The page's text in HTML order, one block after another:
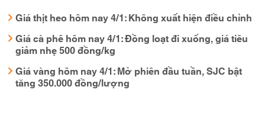
Giá thịt heo hôm nay 4/1: Không xuất hiện điều chỉnh
Giá cà phê hôm nay 4/1: Đồng loạt đi xuống, giá tiêu
giảm nhẹ 500 đồng/kg
Giá vàng hôm nay 4/1: Mở phiên đầu tuần, SJC bật
tăng 350.000 đồng/lượng